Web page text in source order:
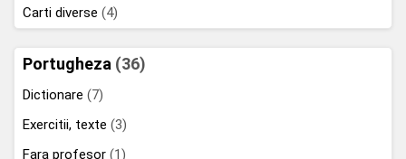
Carti diverse (4)
Portugheza (36)
Dictionare (7)
Exercitii, texte (3)
Fara profesor (1)